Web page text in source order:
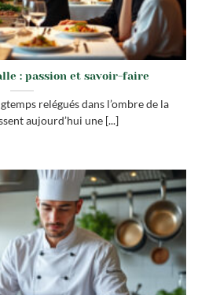
: passion et savoir-faire
relégués dans l’ombre de la
aujourd’hui une [...]